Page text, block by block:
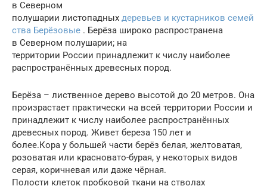
в Северном
полушарии листопадных деревьев и кустарников семей
ства Берёзовые . Берёза широко распространена
в Северном полушарии; на
территории России принадлежит к числу наиболее
распространённых древесных пород.
Берёза – лиственное дерево высотой до 20 метров. Она
произрастает практически на всей территории России и
принадлежит к числу наиболее распространённых
древесных пород. Живет береза 150 лет и
более.Кора у большей части берёз белая, желтоватая,
розоватая или красновато-бурая, у некоторых видов
серая, коричневая или даже чёрная.
Полости клеток пробковой ткани на стволах